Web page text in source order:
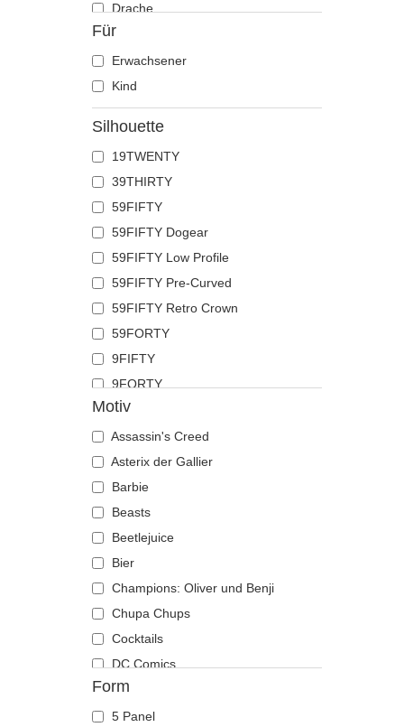
Drache
Eichhörnchen
Eidechse
Einhorn
Ente
Eule
Flamingo
Französische bulldogge
Fuchs
Geier
Gepard
Glühwürmchen
Hahn
Hai
Hirsch
Hund
Katze
Kojote
Krabbe
Krähe
Krokodil
Kuh
Küken
Labrador retriever
Languste
Libelle
Löwe
Löwin
Maus
Für
Erwachsener
Kind
Silhouette
19TWENTY
39THIRTY
59FIFTY
59FIFTY Dogear
59FIFTY Low Profile
59FIFTY Pre-Curved
59FIFTY Retro Crown
59FORTY
9FIFTY
9FORTY
9FORTY APEX
9FORTY M-Crown
9SEVENTY
9TWENTY
A Frame
Casual Classic
E Frame
Open Back
Runner
The 90s
The Ball
The Retro
The Snap
Motiv
Assassin's Creed
Asterix der Gallier
Barbie
Beasts
Beetlejuice
Bier
Champions: Oliver und Benji
Chupa Chups
Cocktails
DC Comics
Der Herr der Ringe
Die Schlümpfe
Form
5 Panel